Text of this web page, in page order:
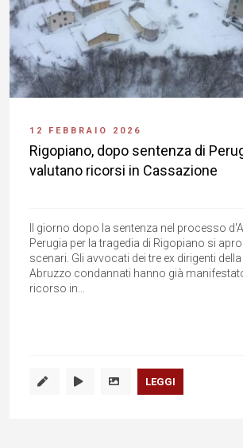
12 FEBBRAIO 2026
Rigopiano, dopo sentenza di
valutano ricorsi in Cassazione
Il giorno dopo la sentenza nel processo
Perugia per la tragedia di Rigopiano si
scenari. Gli avvocati dei tre ex dirigenti
Abruzzo condannati hanno già
ricorso in...
LEGGI